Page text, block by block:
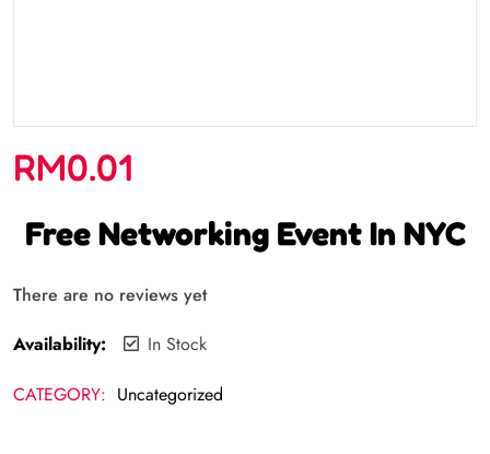
RM0.01
Free Networking Event In NYC
There are no reviews yet
Availability:
In Stock
CATEGORY: Uncategorized